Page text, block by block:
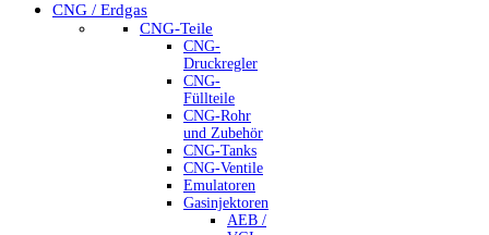
CNG / Erdgas
CNG-Teile
CNG-
Druckregler
CNG-
Füllteile
CNG-Rohr
und Zubehör
CNG-Tanks
CNG-Ventile
Emulatoren
Gasinjektoren
AEB /